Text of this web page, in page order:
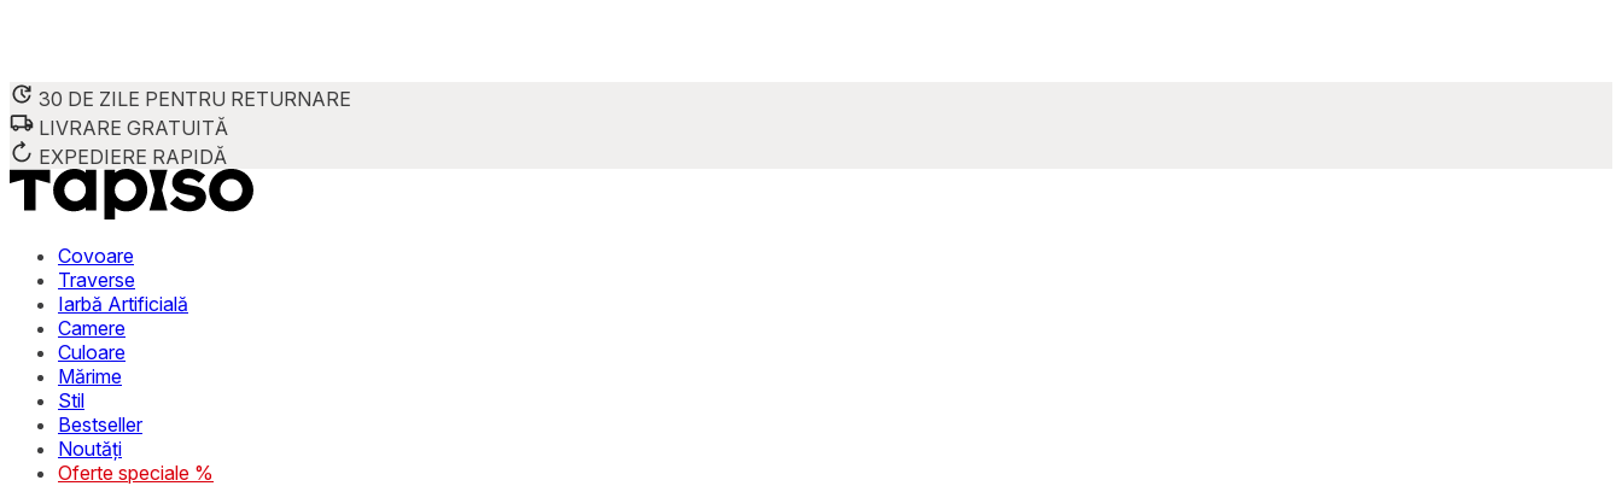
30 DE ZILE PENTRU RETURNARE
LIVRARE GRATUITĂ
EXPEDIERE RAPIDĂ
Covoare
Traverse
Iarbă Artificială
Camere
Culoare
Mărime
Stil
Bestseller
Noutăți
Oferte speciale %